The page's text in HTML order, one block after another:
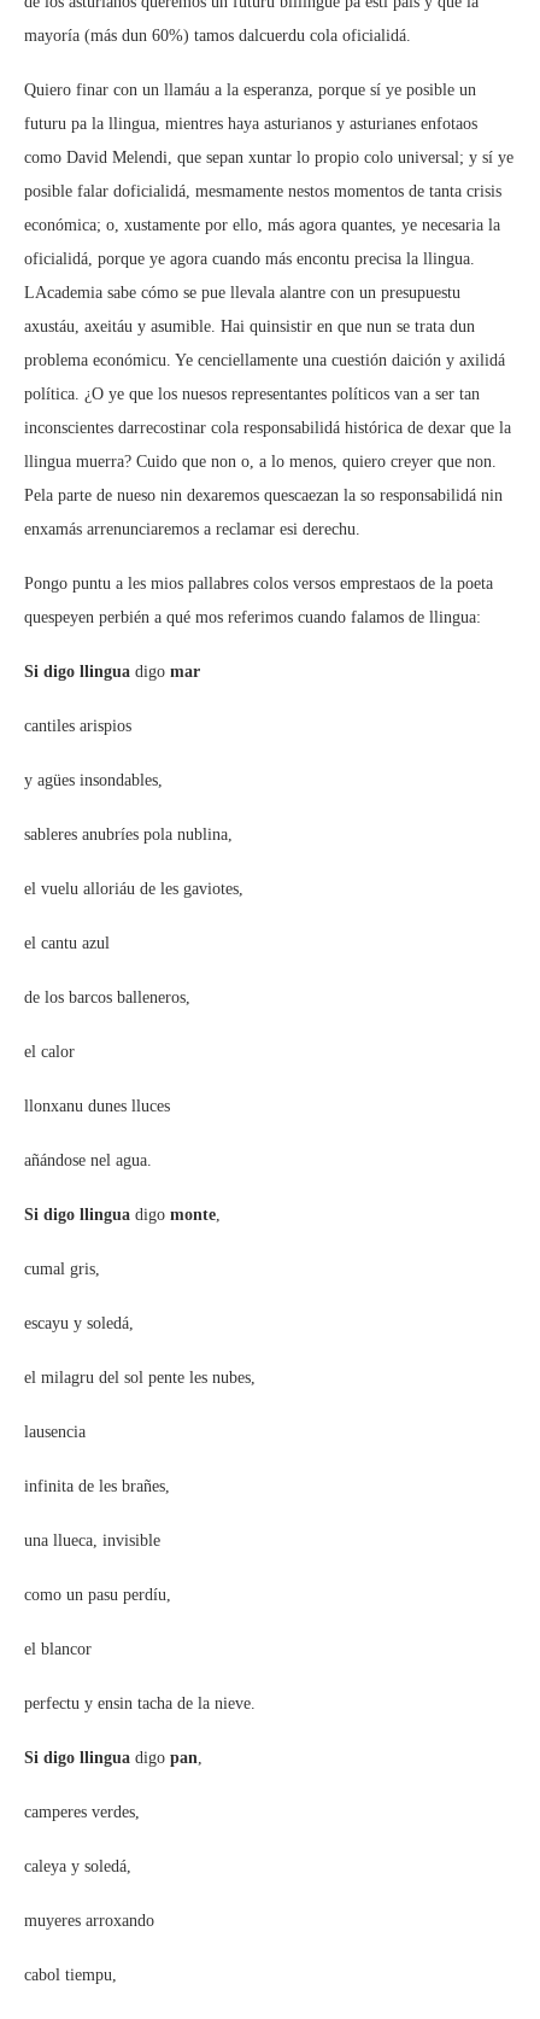
mayoría (más dun 60%) tamos dalcuerdu cola oficialidá.
Quiero finar con un llamáu a la esperanza, porque sí ye posible un
futuru pa la llingua, mientres haya asturianos y asturianes enfotaos
como David Melendi, que sepan xuntar lo propio colo universal; y sí ye
posible falar doficialidá, mesmamente nestos momentos de tanta crisis
económica; o, xustamente por ello, más agora quantes, ye necesaria la
oficialidá, porque ye agora cuando más encontu precisa la llingua.
LAcademia sabe cómo se pue llevala alantre con un presupuestu
axustáu, axeitáu y asumible. Hai quinsistir en que nun se trata dun
problema económicu. Ye cenciellamente una cuestión daición y axilidá
política. ¿O ye que los nuesos representantes políticos van a ser tan
inconscientes darrecostinar cola responsabilidá histórica de dexar que la
llingua muerra? Cuido que non o, a lo menos, quiero creyer que non.
Pela parte de nueso nin dexaremos quescaezan la so responsabilidá nin
enxamás arrenunciaremos a reclamar esi derechu.
Pongo puntu a les mios pallabres colos versos emprestaos de la poeta
quespeyen perbién a qué mos referimos cuando falamos de llingua:
Si digo llingua digo mar
cantiles arispios
y agües insondables,
sableres anubríes pola nublina,
el vuelu alloriáu de les gaviotes,
el cantu azul
de los barcos balleneros,
el calor
llonxanu dunes lluces
añándose nel agua.
Si digo llingua digo monte,
cumal gris,
escayu y soledá,
el milagru del sol pente les nubes,
lausencia
infinita de les brañes,
una llueca, invisible
como un pasu perdíu,
el blancor
perfectu y ensin tacha de la nieve.
Si digo llingua digo pan,
camperes verdes,
caleya y soledá,
muyeres arroxando
cabol tiempu,